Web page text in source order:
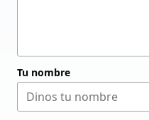
Tu nombre